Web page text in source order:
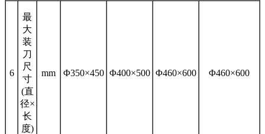
6
最
大
装
刀
尺
寸
(直
径×
长
度)
mm Φ350×450 Φ400×500 Φ460×600 Φ460×600